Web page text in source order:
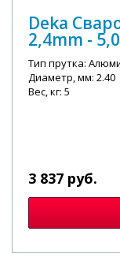
Deka
2,4mm -
Тип прутка:
Диаметр, мм: 2.40
Вес, кг: 5
3 837 руб.